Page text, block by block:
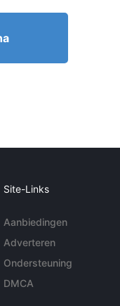
Site-Links
Aanbiedingen
Adverteren
Ondersteuning
DMCA